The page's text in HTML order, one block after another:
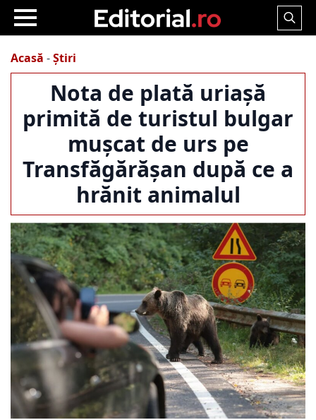
Search
Acasă -Știri
Nota de plată uriașă
primită de turistul bulgar
mușcat de urs pe
Transfăgărășan după ce a
hrănit animalul